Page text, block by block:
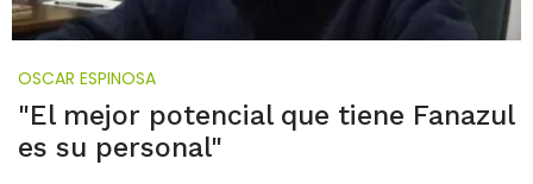
OSCAR ESPINOSA
"El mejor potencial que tiene Fanazul
es su personal"